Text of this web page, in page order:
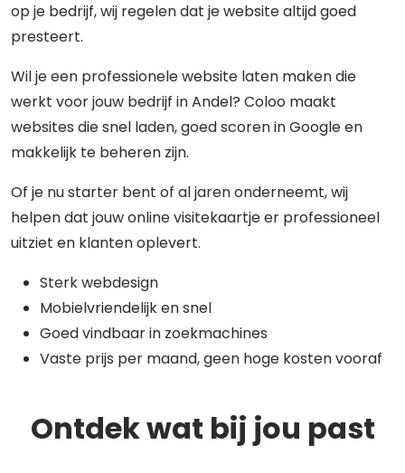
op je bedrijf, wij regelen dat je website altijd goed
presteert.
Wil je een professionele website laten maken die
werkt voor jouw bedrijf in Andel? Coloo maakt
websites die snel laden, goed scoren in Google en
makkelijk te beheren zijn.
Of je nu starter bent of al jaren onderneemt, wij
helpen dat jouw online visitekaartje er professioneel
uitziet en klanten oplevert.
Sterk webdesign
Mobielvriendelijk en snel
Goed vindbaar in zoekmachines
Vaste prijs per maand, geen hoge kosten vooraf
Ontdek wat bij jou past